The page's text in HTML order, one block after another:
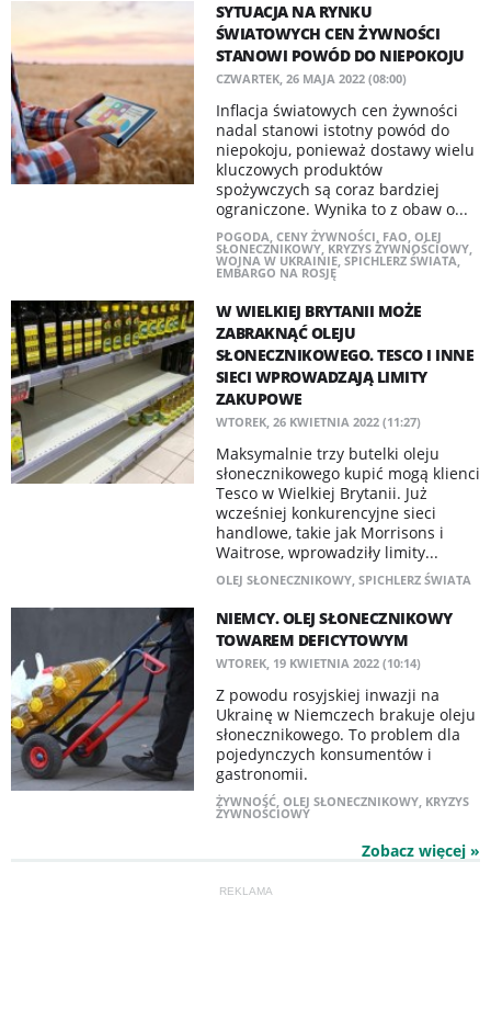
SYTUACJA NA RYNKU
ŚWIATOWYCH CEN ŻYWNOŚCI
STANOWI POWÓD DO NIEPOKOJU
CZWARTEK, 26 MAJA 2022 (08:00)
Inflacja światowych cen żywności
nadal stanowi istotny powód do
niepokoju, ponieważ dostawy wielu
kluczowych produktów
spożywczych są coraz bardziej
ograniczone. Wynika to z obaw o...
POGODA, CENY ŻYWNOŚCI, FAO, OLEJ
SŁONECZNIKOWY, KRYZYS ŻYWNOŚCIOWY,
WOJNA W UKRAINIE, SPICHLERZ ŚWIATA,
EMBARGO NA ROSJĘ
W WIELKIEJ BRYTANII MOŻE
ZABRAKNĄĆ OLEJU
SŁONECZNIKOWEGO. TESCO I INNE
SIECI WPROWADZAJĄ LIMITY
ZAKUPOWE
WTOREK, 26 KWIETNIA 2022 (11:27)
Maksymalnie trzy butelki oleju
słonecznikowego kupić mogą klienci
Tesco w Wielkiej Brytanii. Już
wcześniej konkurencyjne sieci
handlowe, takie jak Morrisons i
Waitrose, wprowadziły limity...
OLEJ SŁONECZNIKOWY, SPICHLERZ ŚWIATA
NIEMCY. OLEJ SŁONECZNIKOWY
TOWAREM DEFICYTOWYM
WTOREK, 19 KWIETNIA 2022 (10:14)
Z powodu rosyjskiej inwazji na
Ukrainę w Niemczech brakuje oleju
słonecznikowego. To problem dla
pojedynczych konsumentów i
gastronomii.
ŻYWNOŚĆ, OLEJ SŁONECZNIKOWY, KRYZYS
ŻYWNOŚCIOWY
Zobacz więcej »
REKLAMA